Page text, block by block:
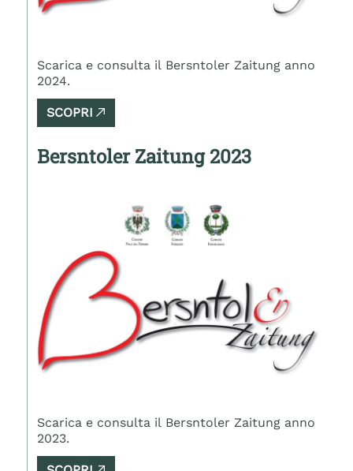
Scarica e consulta il Bersntoler Zaitung anno
2024.
SCOPRI
Bersntoler Zaitung 2023
Scarica e consulta il Bersntoler Zaitung anno
2023.